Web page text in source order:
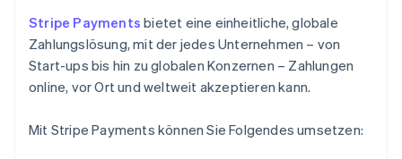
Stripe Payments bietet eine einheitliche, globale
Zahlungslösung, mit der jedes Unternehmen – von
Start-ups bis hin zu globalen Konzernen – Zahlungen
online, vor Ort und weltweit akzeptieren kann.
Mit Stripe Payments können Sie Folgendes umsetzen: